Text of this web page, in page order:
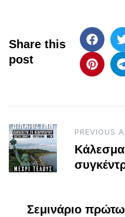
Share this
post
Post
navigation
PREVIOUS
Κάλεσμα
Σεμινάριο